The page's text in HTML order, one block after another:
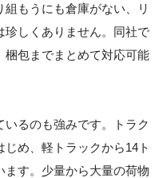
もうにも倉庫がない、リ
珍しくありません。同社で
梱包までまとめて対応可能
るのも強みです。トラク
め、軽トラックから14ト
ます。少量から大量の荷物